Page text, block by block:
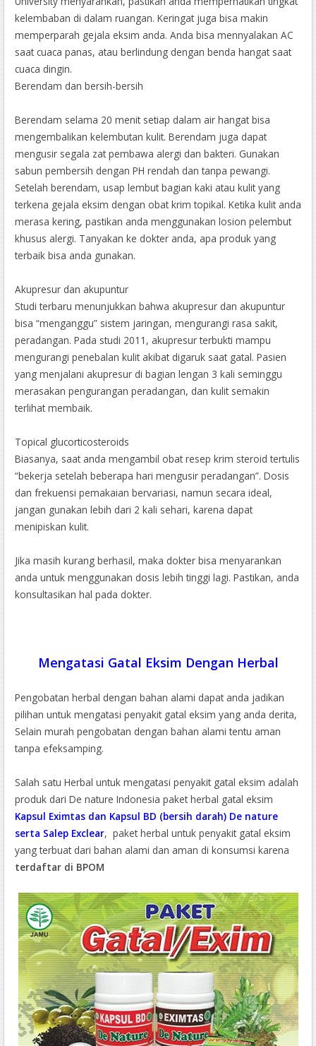
kelembaban di dalam ruangan. Keringat juga bisa makin
memperparah gejala eksim anda. Anda bisa mennyalakan AC
saat cuaca panas, atau berlindung dengan benda hangat saat
cuaca dingin.
Berendam dan bersih-bersih
Berendam selama 20 menit setiap dalam air hangat bisa
mengembalikan kelembutan kulit. Berendam juga dapat
mengusir segala zat pembawa alergi dan bakteri. Gunakan
sabun pembersih dengan PH rendah dan tanpa pewangi.
Setelah berendam, usap lembut bagian kaki atau kulit yang
terkena gejala eksim dengan obat krim topikal. Ketika kulit anda
merasa kering, pastikan anda menggunakan losion pelembut
khusus alergi. Tanyakan ke dokter anda, apa produk yang
terbaik bisa anda gunakan.
Akupresur dan akupuntur
Studi terbaru menunjukkan bahwa akupresur dan akupuntur
bisa “menganggu” sistem jaringan, mengurangi rasa sakit,
peradangan. Pada studi 2011, akupresur terbukti mampu
mengurangi penebalan kulit akibat digaruk saat gatal. Pasien
yang menjalani akupresur di bagian lengan 3 kali seminggu
merasakan pengurangan peradangan, dan kulit semakin
terlihat membaik.
Topical glucorticosteroids
Biasanya, saat anda mengambil obat resep krim steroid tertulis
“bekerja setelah beberapa hari mengusir peradangan”. Dosis
dan frekuensi pemakaian bervariasi, namun secara ideal,
jangan gunakan lebih dari 2 kali sehari, karena dapat
menipiskan kulit.
Jika masih kurang berhasil, maka dokter bisa menyarankan
anda untuk menggunakan dosis lebih tinggi lagi. Pastikan, anda
konsultasikan hal pada dokter.
Mengatasi Gatal Eksim Dengan Herbal
Pengobatan herbal dengan bahan alami dapat anda jadikan
pilihan untuk mengatasi penyakit gatal eksim yang anda derita,
Selain murah pengobatan dengan bahan alami tentu aman
tanpa efeksamping.
Salah satu Herbal untuk mengatasi penyakit gatal eksim adalah
produk dari De nature Indonesia paket herbal gatal eksim
Kapsul Eximtas dan Kapsul BD (bersih darah) De nature
serta Salep Exclear, paket herbal untuk penyakit gatal eksim
yang terbuat dari bahan alami dan aman di konsumsi karena
terdaftar di BPOM